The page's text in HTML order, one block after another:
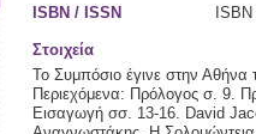
ISBN / ISSN ISBN
Στοιχεία
Το Συμπόσιο έγινε στην Αθήνα
Περιεχόμενα: Πρόλογος σ. 9.
Εισαγωγή σσ. 13-16. David